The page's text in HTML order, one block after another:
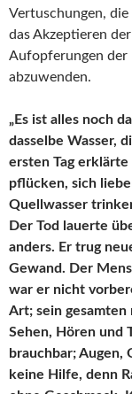
Vertuschungen,
das Akzeptieren
Aufopferungen der
abzuwenden.
„Es ist alles noch
dasselbe Wasser,
ersten Tag
pflücken, sich
Quellwasser
Der Tod lauerte
anders. Er trug
Gewand. Der
war er nicht
Art; sein gesamten
Sehen, Hören und
brauchbar;
keine Hilfe, denn